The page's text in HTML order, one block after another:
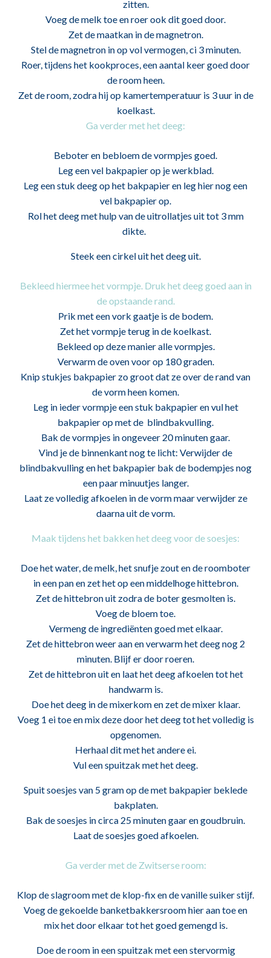
zitten.
Voeg de melk toe en roer ook dit goed door.
Zet de maatkan in de magnetron.
Stel de magnetron in op vol vermogen, ci 3 minuten.
Roer, tijdens het kookproces, een aantal keer goed door
de room heen.
Zet de room, zodra hij op kamertemperatuur is 3 uur in de
koelkast.
Ga verder met het deeg:
Beboter en bebloem de vormpjes goed.
Leg een vel bakpapier op je werkblad.
Leg een stuk deeg op het bakpapier en leg hier nog een
vel bakpapier op.
Rol het deeg met hulp van de uitrollatjes uit tot 3 mm
dikte.
Steek een cirkel uit het deeg uit.
Bekleed hiermee het vormpje. Druk het deeg goed aan in
de opstaande rand.
Prik met een vork gaatje is de bodem.
Zet het vormpje terug in de koelkast.
Bekleed op deze manier alle vormpjes.
Verwarm de oven voor op 180 graden.
Knip stukjes bakpapier zo groot dat ze over de rand van
de vorm heen komen.
Leg in ieder vormpje een stuk bakpapier en vul het
bakpapier op met de blindbakvulling.
Bak de vormpjes in ongeveer 20 minuten gaar.
Vind je de binnenkant nog te licht: Verwijder de
blindbakvulling en het bakpapier bak de bodempjes nog
een paar minuutjes langer.
Laat ze volledig afkoelen in de vorm maar verwijder ze
daarna uit de vorm.
Maak tijdens het bakken het deeg voor de soesjes:
Doe het water, de melk, het snufje zout en de roomboter
in een pan en zet het op een middelhoge hittebron.
Zet de hittebron uit zodra de boter gesmolten is.
Voeg de bloem toe.
Vermeng de ingrediënten goed met elkaar.
Zet de hittebron weer aan en verwarm het deeg nog 2
minuten. Blijf er door roeren.
Zet de hittebron uit en laat het deeg afkoelen tot het
handwarm is.
Doe het deeg in de mixerkom en zet de mixer klaar.
Voeg 1 ei toe en mix deze door het deeg tot het volledig is
opgenomen.
Herhaal dit met het andere ei.
Vul een spuitzak met het deeg.
Spuit soesjes van 5 gram op de met bakpapier beklede
bakplaten.
Bak de soesjes in circa 25 minuten gaar en goudbruin.
Laat de soesjes goed afkoelen.
Ga verder met de Zwitserse room:
Klop de slagroom met de klop-fix en de vanille suiker stijf.
Voeg de gekoelde banketbakkersroom hier aan toe en
mix het door elkaar tot het goed gemengd is.
Doe de room in een spuitzak met een stervormig